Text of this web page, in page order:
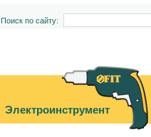
Поиск по сайту:
Электроинструмент